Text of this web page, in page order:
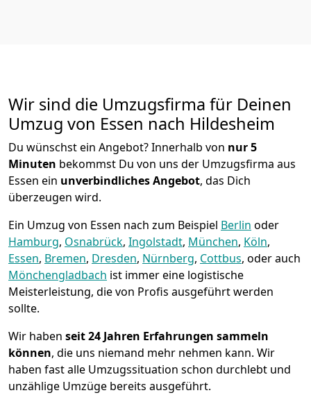
Wir sind die Umzugsfirma für Deinen
Umzug von Essen nach Hildesheim
Du wünschst ein Angebot? Innerhalb von nur 5
Minuten bekommst Du von uns der Umzugsfirma aus
Essen ein unverbindliches Angebot, das Dich
überzeugen wird.
Ein Umzug von Essen nach zum Beispiel Berlin oder
Hamburg, Osnabrück, Ingolstadt, München, Köln,
Essen, Bremen, Dresden, Nürnberg, Cottbus, oder auch
Mönchen­gladbach ist immer eine logistische
Meisterleistung, die von Profis ausgeführt werden
sollte.
Wir haben seit24 Jahren Erfahrungen sammeln
können, die uns niemand mehr nehmen kann. Wir
haben fast alle Umzugssituation schon durchlebt und
unzählige Umzüge bereits ausgeführt.